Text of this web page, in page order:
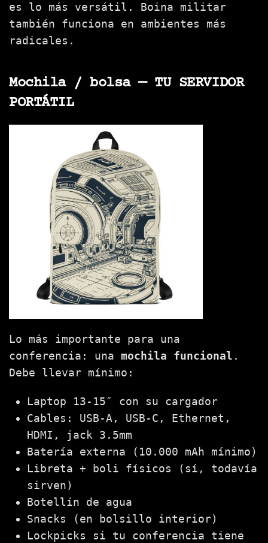
es lo más versátil. Boina militar
también funciona en ambientes más
radicales.
Mochila / bolsa — TU SERVIDOR
PORTÁTIL
Lo más importante para una
conferencia: una mochila funcional .
Debe llevar mínimo:
Laptop 13-15″ con su cargador
Cables: USB-A, USB-C, Ethernet,
HDMI, jack 3.5mm
Batería externa (10.000 mAh mínimo)
Libreta + boli físicos (sí, todavía
sirven)
Botellín de agua
Snacks (en bolsillo interior)
Lockpicks si tu conferencia tiene